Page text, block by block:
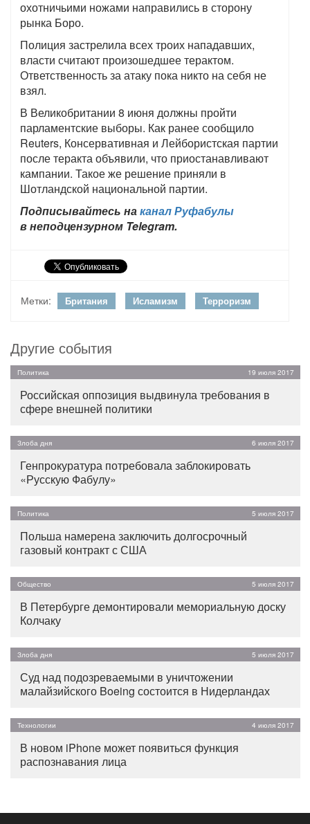
охотничьими ножами направились в сторону
рынка Боро.
Полиция застрелила всех троих нападавших,
власти считают произошедшее терактом.
Ответственность за атаку пока никто на себя не
взял.
В Великобритании 8 июня должны пройти
парламентские выборы. Как ранее сообщило
Reuters, Консервативная и Лейбористская партии
после теракта объявили, что приостанавливают
кампании. Такое же решение приняли в
Шотландской национальной партии.
Подписывайтесь наканал Руфабулы
в неподцензурном Telegram.
Метки: Британия Исламизм Терроризм
Другие события
Политика 19 июля 2017
Российская оппозиция выдвинула требования в
сфере внешней политики
Злоба дня 6 июля 2017
Генпрокуратура потребовала заблокировать
«Русскую Фабулу»
Политика 5 июля 2017
Польша намерена заключить долгосрочный
газовый контракт с США
Общество 5 июля 2017
В Петербурге демонтировали мемориальную доску
Колчаку
Злоба дня 5 июля 2017
Суд над подозреваемыми в уничтожении
малайзийского Boeing состоится в Нидерландах
Технологии 4 июля 2017
В новом iPhone может появиться функция
распознавания лица